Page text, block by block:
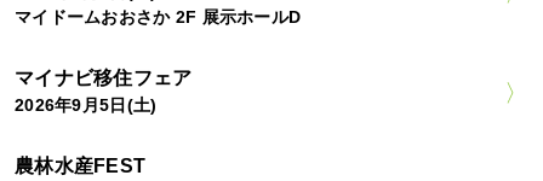
マイドームおおさか 2F 展示ホールD
マイナビ移住フェア
2026年9月5日(土)
農林水産FEST